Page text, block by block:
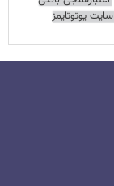
سایت یوتوتایمز